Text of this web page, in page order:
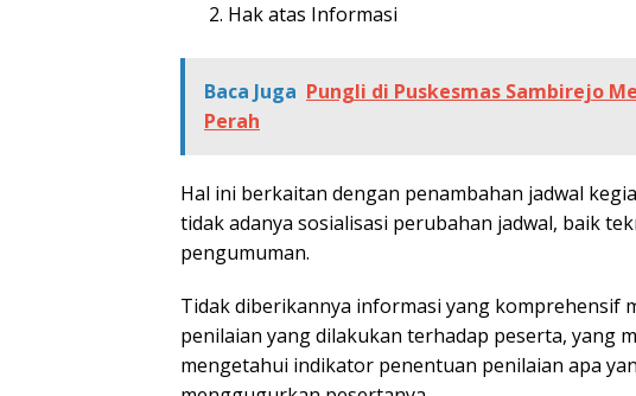
Hak atas Informasi
Baca Juga Pungli di Puskesmas Sambirejo
Perah
Hal ini berkaitan dengan penambahan jadwal
tidak adanya sosialisasi perubahan jadwal, baik
pengumuman.
Tidak diberikannya informasi yang komprehensif
penilaian yang dilakukan terhadap peserta, yang
mengetahui indikator penentuan penilaian apa